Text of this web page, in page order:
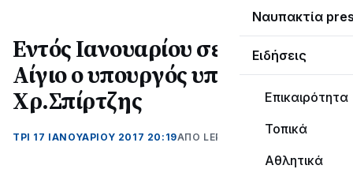
Ναυπακτία
Ειδήσεις
Επικαιρότητα
Τοπικά
Αθλητικά
Εντός Ιανουαρίου σε Πάτρα και
Αίγιο ο υπουργός υποδομών
Χρ.Σπίρτζης
ΤΡΊ 17 ΙΑΝΟΥΑΡΊΟΥ 2017 20:19ΑΠΌ LEPANTO RTV